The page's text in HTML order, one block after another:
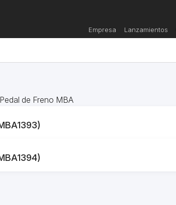
Empresa Lanzamientos
de Freno MBA